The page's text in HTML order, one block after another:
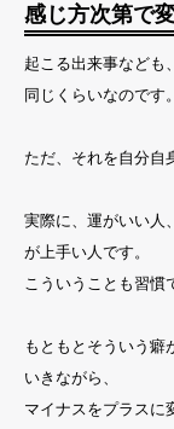
感じ方次第で
起こる出来事なども
同じくらいなのです。
ただ、それを自分自
実際に、運がいい人
が上手い人です。
こういうことも習慣
もともとそういう癖
いきながら、
マイナスをプラスに